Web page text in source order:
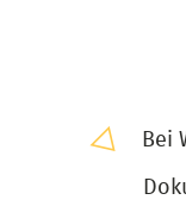
Bei